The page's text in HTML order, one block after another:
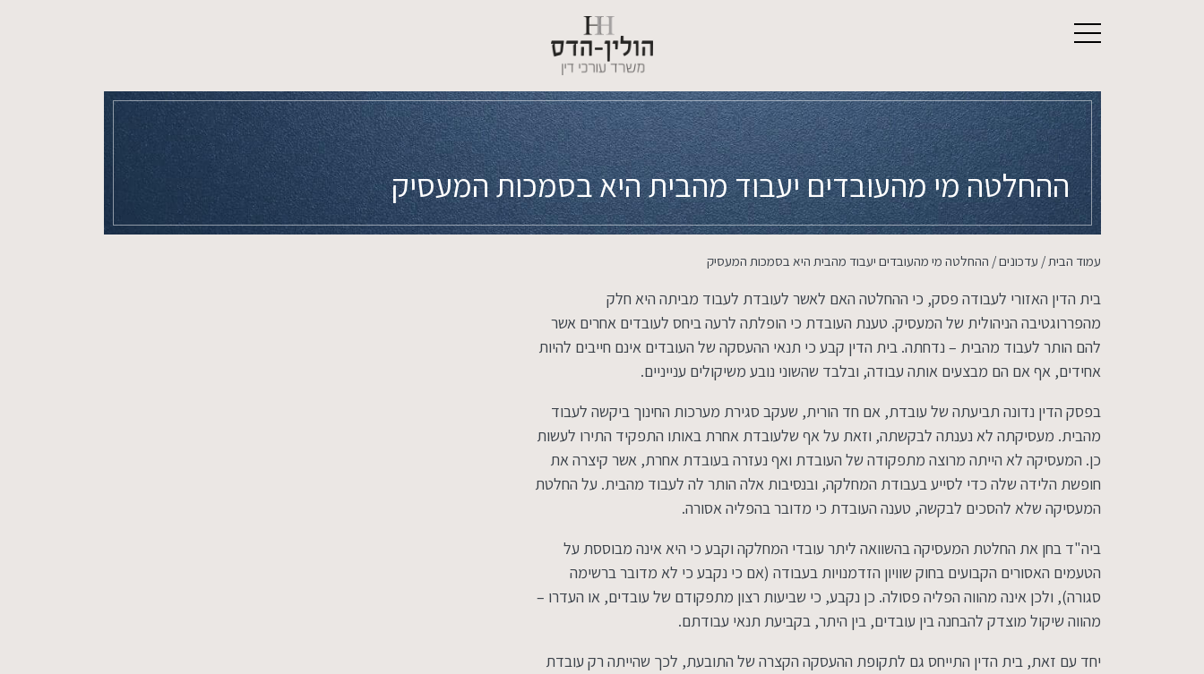
אודות
הצוות המשפטי
תחומי עיסוק
עדכונים משפטיים
קריירה
צור קשר
הצהרת נגישות
טל:09-9513366 פקס:09-9513377
office@holin-hadas.co.il מדינת היהודים 89, הרצליה פיתוח
ההחלטה מי מהעובדים יעבוד מהבית היא בסמכות המעסיק
עמוד הבית/ עדכונים/ ההחלטה מי מהעובדים יעבוד מהבית היא בסמכות המעסיק
בית הדין האזורי לעבודה פסק, כי ההחלטה האם לאשר לעובדת לעבוד מביתה היא חלק
מהפררוגטיבה הניהולית של המעסיק. טענת העובדת כי הופלתה לרעה ביחס לעובדים אחרים אשר
להם הותר לעבוד מהבית – נדחתה. בית הדין קבע כי תנאי ההעסקה של העובדים אינם חייבים להיות
אחידים, אף אם הם מבצעים אותה עבודה, ובלבד שהשוני נובע משיקולים ענייניים.
בפסק הדין נדונה תביעתה של עובדת, אם חד הורית, שעקב סגירת מערכות החינוך ביקשה לעבוד
מהבית. מעסיקתה לא נענתה לבקשתה, וזאת על אף שלעובדת אחרת באותו התפקיד התירו לעשות
כן. המעסיקה לא הייתה מרוצה מתפקודה של העובדת ואף נעזרה בעובדת אחרת, אשר קיצרה את
חופשת הלידה שלה כדי לסייע בעבודת המחלקה, ובנסיבות אלה הותר לה לעבוד מהבית. על החלטת
המעסיקה שלא להסכים לבקשה, טענה העובדת כי מדובר בהפליה אסורה.
ביה"ד בחן את החלטת המעסיקה בהשוואה ליתר עובדי המחלקה וקבע כי היא אינה מבוססת על
הטעמים האסורים הקבועים בחוק שוויון הזדמנויות בעבודה (אם כי נקבע כי לא מדובר ברשימה
סגורה), ולכן אינה מהווה הפליה פסולה. כן נקבע, כי שביעות רצון מתפקודם של עובדים, או העדרו –
מהווה שיקול מוצדק להבחנה בין עובדים, בין היתר, בקביעת תנאי עבודתם.
יחד עם זאת, בית הדין התייחס גם לתקופת ההעסקה הקצרה של התובעת, לכך שהייתה רק עובדת